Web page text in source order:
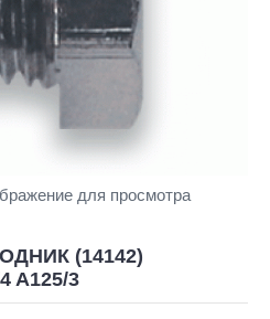
для просмотра
(14142)
A125/3